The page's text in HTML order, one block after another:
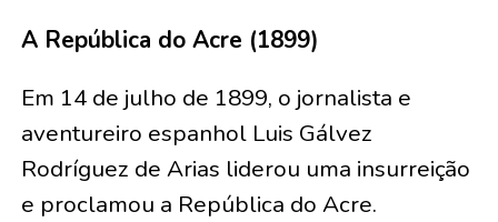
A República do Acre (1899)
Em 14 de julho de 1899, o jornalista e
aventureiro espanhol Luis Gálvez
Rodríguez de Arias liderou uma insurreição
e proclamou a República do Acre.